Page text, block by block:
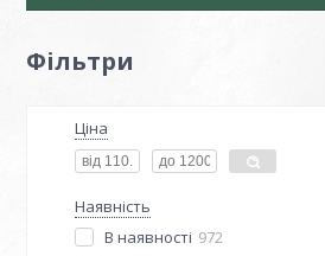
Фільтри
Ціна
Наявність
В наявності 972